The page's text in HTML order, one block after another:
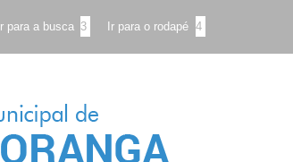
Ir para a busca 3 Ir para o rodapé 4